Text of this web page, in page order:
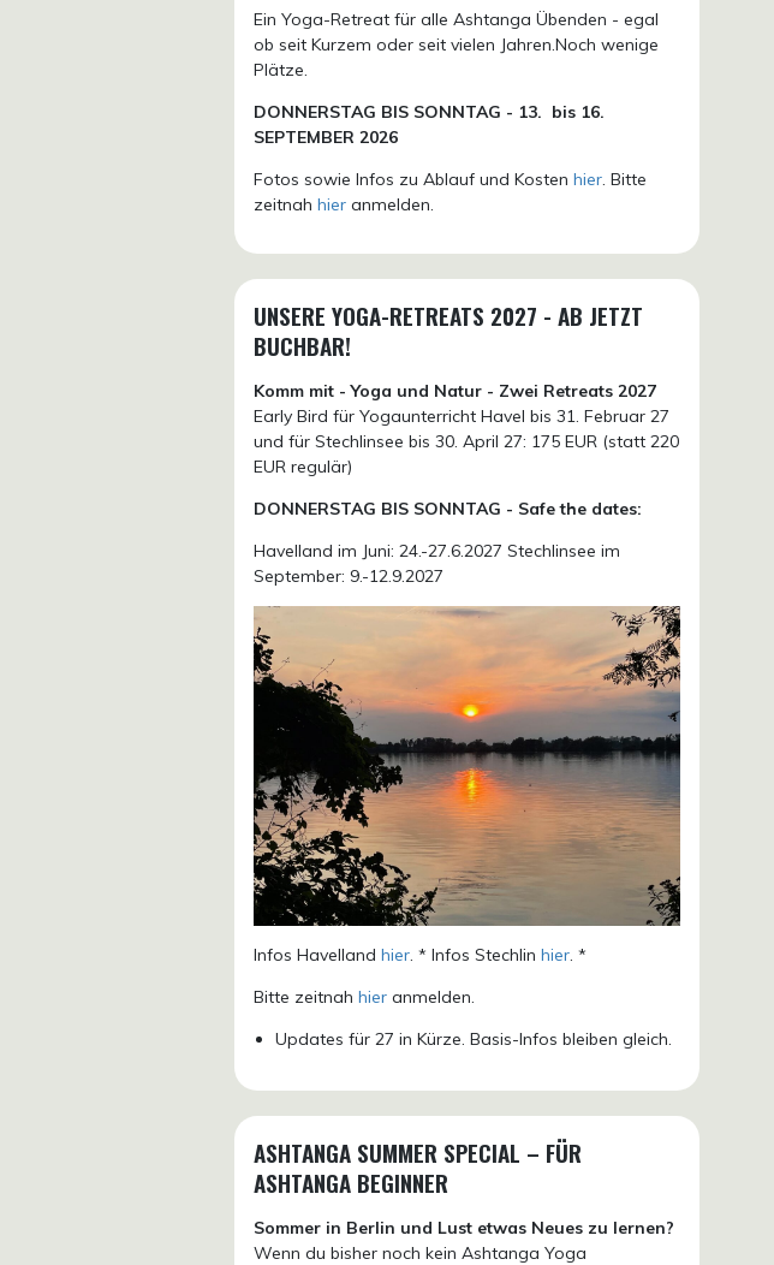
Ein Yoga-Retreat für alle Ashtanga Übenden - egal
ob seit Kurzem oder seit vielen Jahren.Noch wenige
Plätze.
DONNERSTAG BIS SONNTAG - 13. bis 16.
SEPTEMBER 2026
Fotos sowie Infos zu Ablauf und Kostenhier. Bitte
zeitnahhier anmelden.
UNSERE YOGA-RETREATS 2027 - AB JETZT
BUCHBAR!
Komm mit - Yoga und Natur - Zwei Retreats 2027
Early Bird für Yogaunterricht Havel bis 31. Februar 27
und für Stechlinsee bis 30. April 27: 175 EUR (statt 220
EUR regulär)
DONNERSTAG BIS SONNTAG - Safe the dates:
Havelland im Juni: 24.-27.6.2027 Stechlinsee im
September: 9.-12.9.2027
Infos Havellandhier. * Infos Stechlinhier. *
Bitte zeitnahhier anmelden.
Updates für 27 in Kürze. Basis-Infos bleiben gleich.
ASHTANGA SUMMER SPECIAL – FÜR
ASHTANGA BEGINNER
Sommer in Berlin und Lust etwas Neues zu lernen?
Wenn du bisher noch kein Ashtanga Yoga